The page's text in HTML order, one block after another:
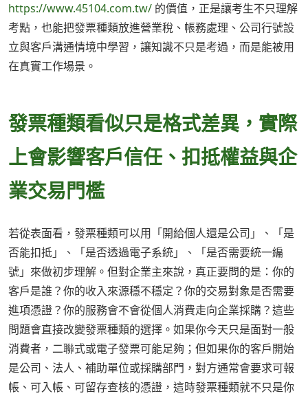
https://www.45104.com.tw/ 的價值，正是讓考生不只理解
考點，也能把發票種類放進營業稅、帳務處理、公司行號設
立與客戶溝通情境中學習，讓知識不只是考過，而是能被用
在真實工作場景。
發票種類看似只是格式差異，實際
上會影響客戶信任、扣抵權益與企
業交易門檻
若從表面看，發票種類可以用「開給個人還是公司」、「是
否能扣抵」、「是否透過電子系統」、「是否需要統一編
號」來做初步理解。但對企業主來說，真正要問的是：你的
客戶是誰？你的收入來源穩不穩定？你的交易對象是否需要
進項憑證？你的服務會不會從個人消費走向企業採購？這些
問題會直接改變發票種類的選擇。如果你今天只是面對一般
消費者，二聯式或電子發票可能足夠；但如果你的客戶開始
是公司、法人、補助單位或採購部門，對方通常會要求可報
帳、可入帳、可留存查核的憑證，這時發票種類就不只是你